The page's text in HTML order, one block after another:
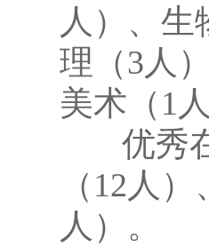
人）、生
理（3人
美术（1
优秀在
（12人
人）。